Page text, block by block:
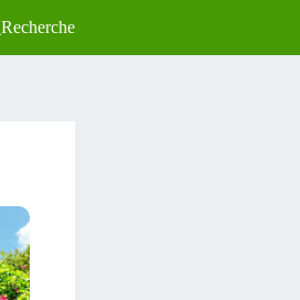
Recherche